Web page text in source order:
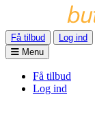
Få tilbud
Log ind
Menu
Få tilbud
Log ind